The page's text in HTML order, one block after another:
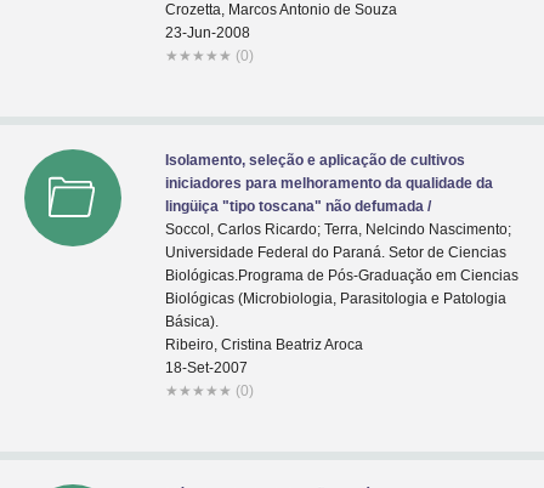
Crozetta, Marcos Antonio de Souza
23-Jun-2008
★ ★ ★ ★ ★ (0)
Isolamento, seleção e aplicação de cultivos
iniciadores para melhoramento da qualidade da
lingüiça "tipo toscana" não defumada /
Soccol, Carlos Ricardo; Terra, Nelcindo Nascimento;
Universidade Federal do Paraná. Setor de Ciencias
Biológicas.Programa de Pós-Graduaçăo em Ciencias
Biológicas (Microbiologia, Parasitologia e Patologia
Básica).
Ribeiro, Cristina Beatriz Aroca
18-Set-2007
★ ★ ★ ★ ★ (0)